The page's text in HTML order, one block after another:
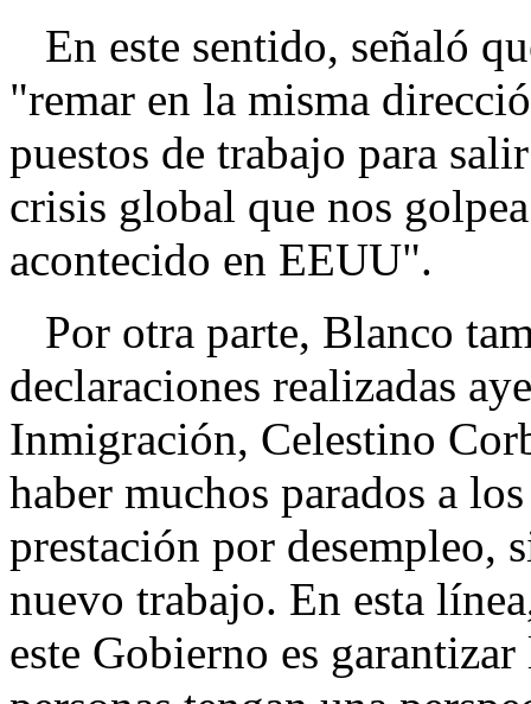
En este sentido, señaló
"remar en la misma
puestos de trabajo para
crisis global que nos
acontecido en EEUU".
Por otra parte, Blanco
declaraciones realizadas
Inmigración, Celestino
haber muchos parados a
prestación por desempleo,
nuevo trabajo. En esta
este Gobierno es